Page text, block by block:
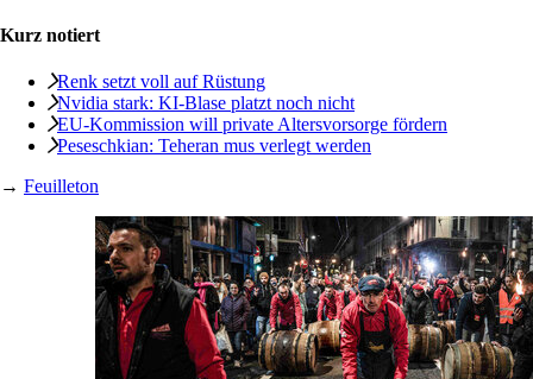
Kurz notiert
Renk setzt voll auf Rüstung
Nvidia stark: KI-Blase platzt noch nicht
EU-Kommission will private Altersvorsorge fördern
Peseschkian: Teheran mus verlegt werden
→ Feuilleton